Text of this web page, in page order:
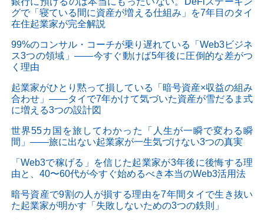
グで「寝ている間に資産が増える仕組み」を7年目のタイ
在住起業家が完全解説
99%のコンサル・コーチが乗り遅れている「Web3ビジネ
ス3つの領域」——今すぐ動けば5年後に圧倒的な差がつ
く理由
起業家がひとり黙って損している「暗号資産×収益の組み
合わせ」——タイで7年かけて気づいた資産が雪だるま式
に増える3つの設計図
世界55カ国を旅してわかった「人生が一瞬で変わる瞬
間」——旅に出ない起業家が一生気づけない3つの真実
「Web3で稼げる」を信じた起業家が3年後に後悔する理
由と、40〜60代が今すぐ始めるべき本当のWeb3活用法
暗号資産で9割の人が損する理由を7年間タイで生き抜い
た起業家が明かす「失敗しないための3つの鉄則」